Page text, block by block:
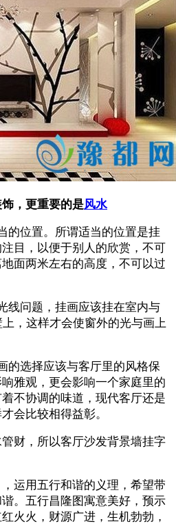
，更重要的是风水
的位置。所谓适当的位置是挂
目，以便于别人的欣赏，不可
面两米左右的高度，不可以过
线问题，挂画应该挂在室内与
，这样才会使窗外的光与画上
的选择应该与客厅里的风格保
雅观，更会影响一个家庭里的
不协调的味道，现代客厅还是
会比较相得益彰。
财，所以客厅沙发背景墙挂字
运用五行和谐的义理，希望带
。五行昌隆图寓意美好，预示
火火，财源广进，生机勃勃，